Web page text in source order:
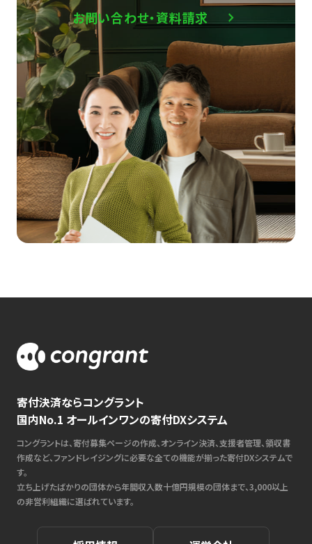
お問い合わせ・資料請求
寄付決済ならコングラント
国内No.1 オールインワンの寄付DXシステム
コングラントは、寄付募集ページの作成、オンライン決済、支援者管理、領収書
作成など、ファンドレイジングに必要な全ての機能が揃った寄付DXシステムで
す。
立ち上げたばかりの団体から年間収入数十億円規模の団体まで、3,000以上
の非営利組織に選ばれています。